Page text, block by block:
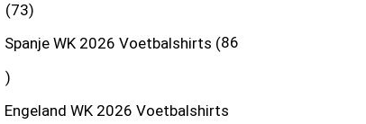
73
Spanje WK 2026 Voetbalshirts 86
Engeland WK 2026 Voetbalshirts